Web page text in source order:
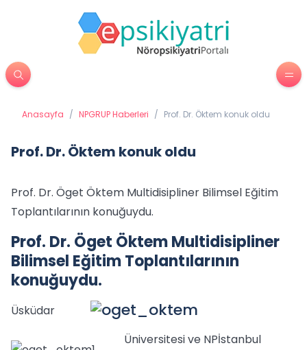
Anasayfa / NPGRUP Haberleri / Prof. Dr. Öktem konuk oldu
Prof. Dr. Öktem konuk oldu
Prof. Dr. Öget Öktem Multidisipliner Bilimsel Eğitim
Toplantılarının konuğuydu.
Prof. Dr. Öget Öktem Multidisipliner
Bilimsel Eğitim Toplantılarının
konuğuydu.
Üsküdar
Üniversitesi ve NPİstanbul